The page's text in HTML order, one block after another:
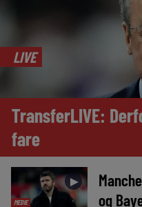
LIVE
TransferLIVE:
fare
MEDIE
►
og